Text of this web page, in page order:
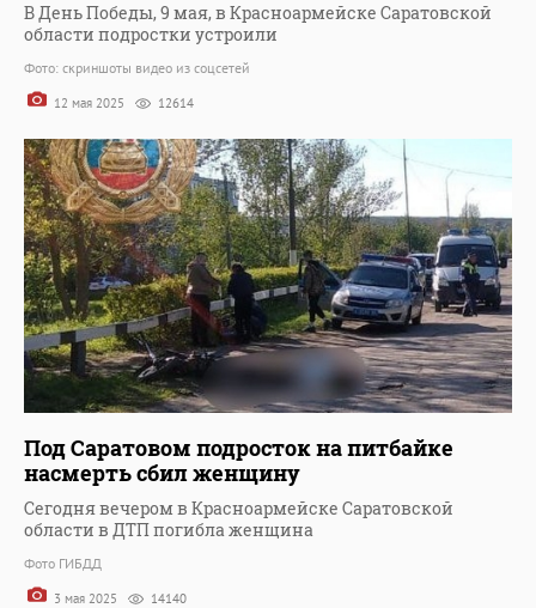
В День Победы, 9 мая, в Красноармейске Саратовской
области подростки устроили
Фото: скриншоты видео из соцсетей
12 мая 2025 12614
Под Саратовом подросток на питбайке
насмерть сбил женщину
Сегодня вечером в Красноармейске Саратовской
области в ДТП погибла женщина
Фото ГИБДД
3 мая 2025 14140